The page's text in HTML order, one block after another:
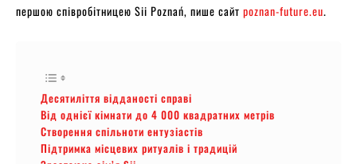
першою співробітницею Sii Poznań, пише сайт poznan-future.eu.
Десятиліття відданості справі
Від однієї кімнати до 4 000 квадратних метрів
Створення спільноти ентузіастів
Підтримка місцевих ритуалів і традицій